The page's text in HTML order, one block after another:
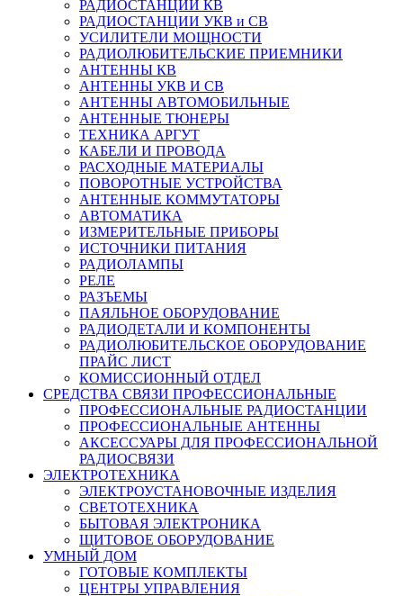
РАДИОСТАНЦИИ КВ
РАДИОСТАНЦИИ УКВ и СВ
УСИЛИТЕЛИ МОЩНОСТИ
РАДИОЛЮБИТЕЛЬСКИЕ ПРИЕМНИКИ
АНТЕННЫ КВ
АНТЕННЫ УКВ И СВ
АНТЕННЫ АВТОМОБИЛЬНЫЕ
АНТЕННЫЕ ТЮНЕРЫ
ТЕХНИКА АРГУТ
КАБЕЛИ И ПРОВОДА
РАСХОДНЫЕ МАТЕРИАЛЫ
ПОВОРОТНЫЕ УСТРОЙСТВА
АНТЕННЫЕ КОММУТАТОРЫ
АВТОМАТИКА
ИЗМЕРИТЕЛЬНЫЕ ПРИБОРЫ
ИСТОЧНИКИ ПИТАНИЯ
РАДИОЛАМПЫ
РЕЛЕ
РАЗЪЕМЫ
ПАЯЛЬНОЕ ОБОРУДОВАНИЕ
РАДИОДЕТАЛИ И КОМПОНЕНТЫ
РАДИОЛЮБИТЕЛЬСКОЕ ОБОРУДОВАНИЕ
ПРАЙС ЛИСТ
КОМИССИОННЫЙ ОТДЕЛ
СРЕДСТВА СВЯЗИ ПРОФЕССИОНАЛЬНЫЕ
ПРОФЕССИОНАЛЬНЫЕ РАДИОСТАНЦИИ
ПРОФЕССИОНАЛЬНЫЕ АНТЕННЫ
АКСЕССУАРЫ ДЛЯ ПРОФЕССИОНАЛЬНОЙ
РАДИОСВЯЗИ
ЭЛЕКТРОТЕХНИКА
ЭЛЕКТРОУСТАНОВОЧНЫЕ ИЗДЕЛИЯ
СВЕТОТЕХНИКА
БЫТОВАЯ ЭЛЕКТРОНИКА
ЩИТОВОЕ ОБОРУДОВАНИЕ
УМНЫЙ ДОМ
ГОТОВЫЕ КОМПЛЕКТЫ
ЦЕНТРЫ УПРАВЛЕНИЯ